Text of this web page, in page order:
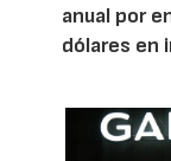
anual por
dólares en